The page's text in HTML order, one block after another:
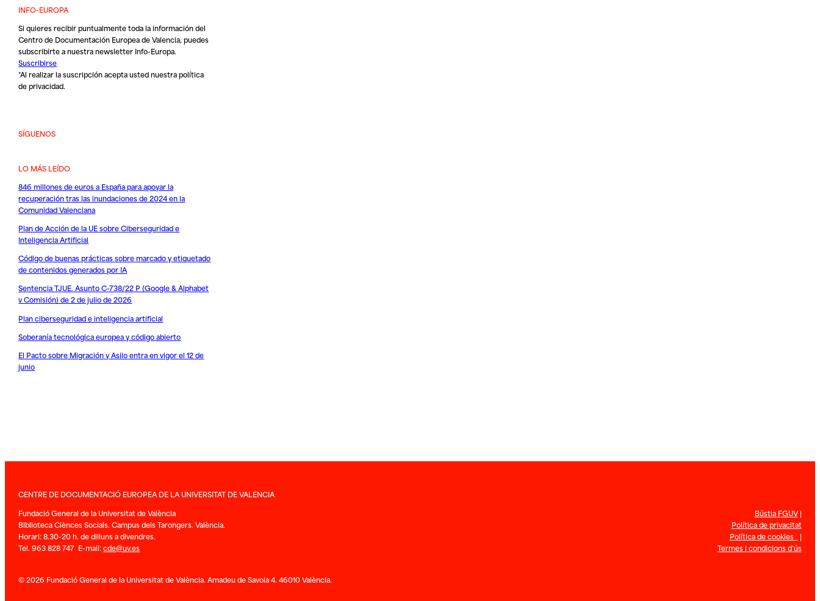
INFO-EUROPA
Si quieres recibir puntualmente toda la información del
Centro de Documentación Europea de Valencia, puedes
subscribirte a nuestra newsletter Info-Europa.
Suscribirse
*Al realizar la suscripción acepta usted nuestrapolítica
de privacidad.
SÍGUENOS
LO MÁS LEÍDO
846 millones de euros a España para apoyar la
recuperación tras las inundaciones de 2024 en la
Comunidad Valenciana
Plan de Acción de la UE sobre Ciberseguridad e
Inteligencia Artificial
Código de buenas prácticas sobre marcado y etiquetado
de contenidos generados por IA
Sentencia TJUE. Asunto C-738/22 P (Google & Alphabet
v Comisión) de 2 de julio de 2026
Plan ciberseguridad e inteligencia artificial
Soberanía tecnológica europea y código abierto
El Pacto sobre Migración y Asilo entra en vigor el 12 de
junio
CENTRE DE DOCUMENTACIÓ EUROPEA DE LA UNIVERSITAT DE VALENCIA
Fundació General de la Universitat de València
Biblioteca Ciènces Socials. Campus dels Tarongers. València.
Horari: 8.30-20 h. de dilluns a divendres.
Tel. 963 828 747 E-mail:cde@uv.es
Bústia FGUV|
Política de privacitat
Política de cookies |
Termes i condicions d’ús
© 2026 Fundació General de la Universitat de València. Amadeu de Savoia 4. 46010 València.